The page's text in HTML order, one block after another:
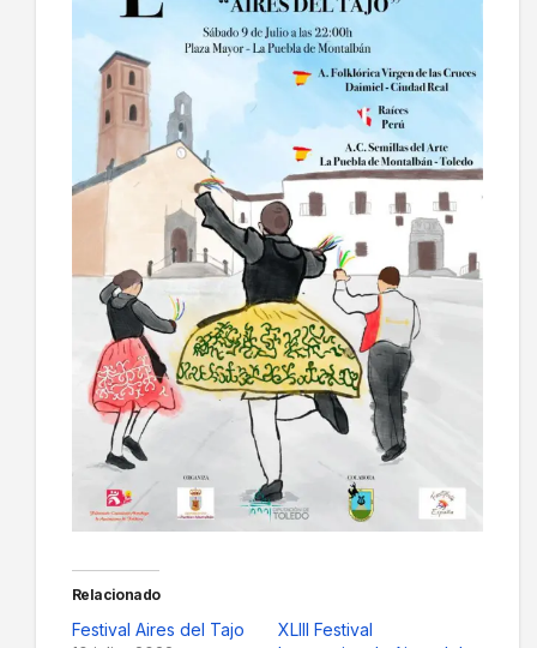
Relacionado
Festival Aires del Tajo
XLIII Festival